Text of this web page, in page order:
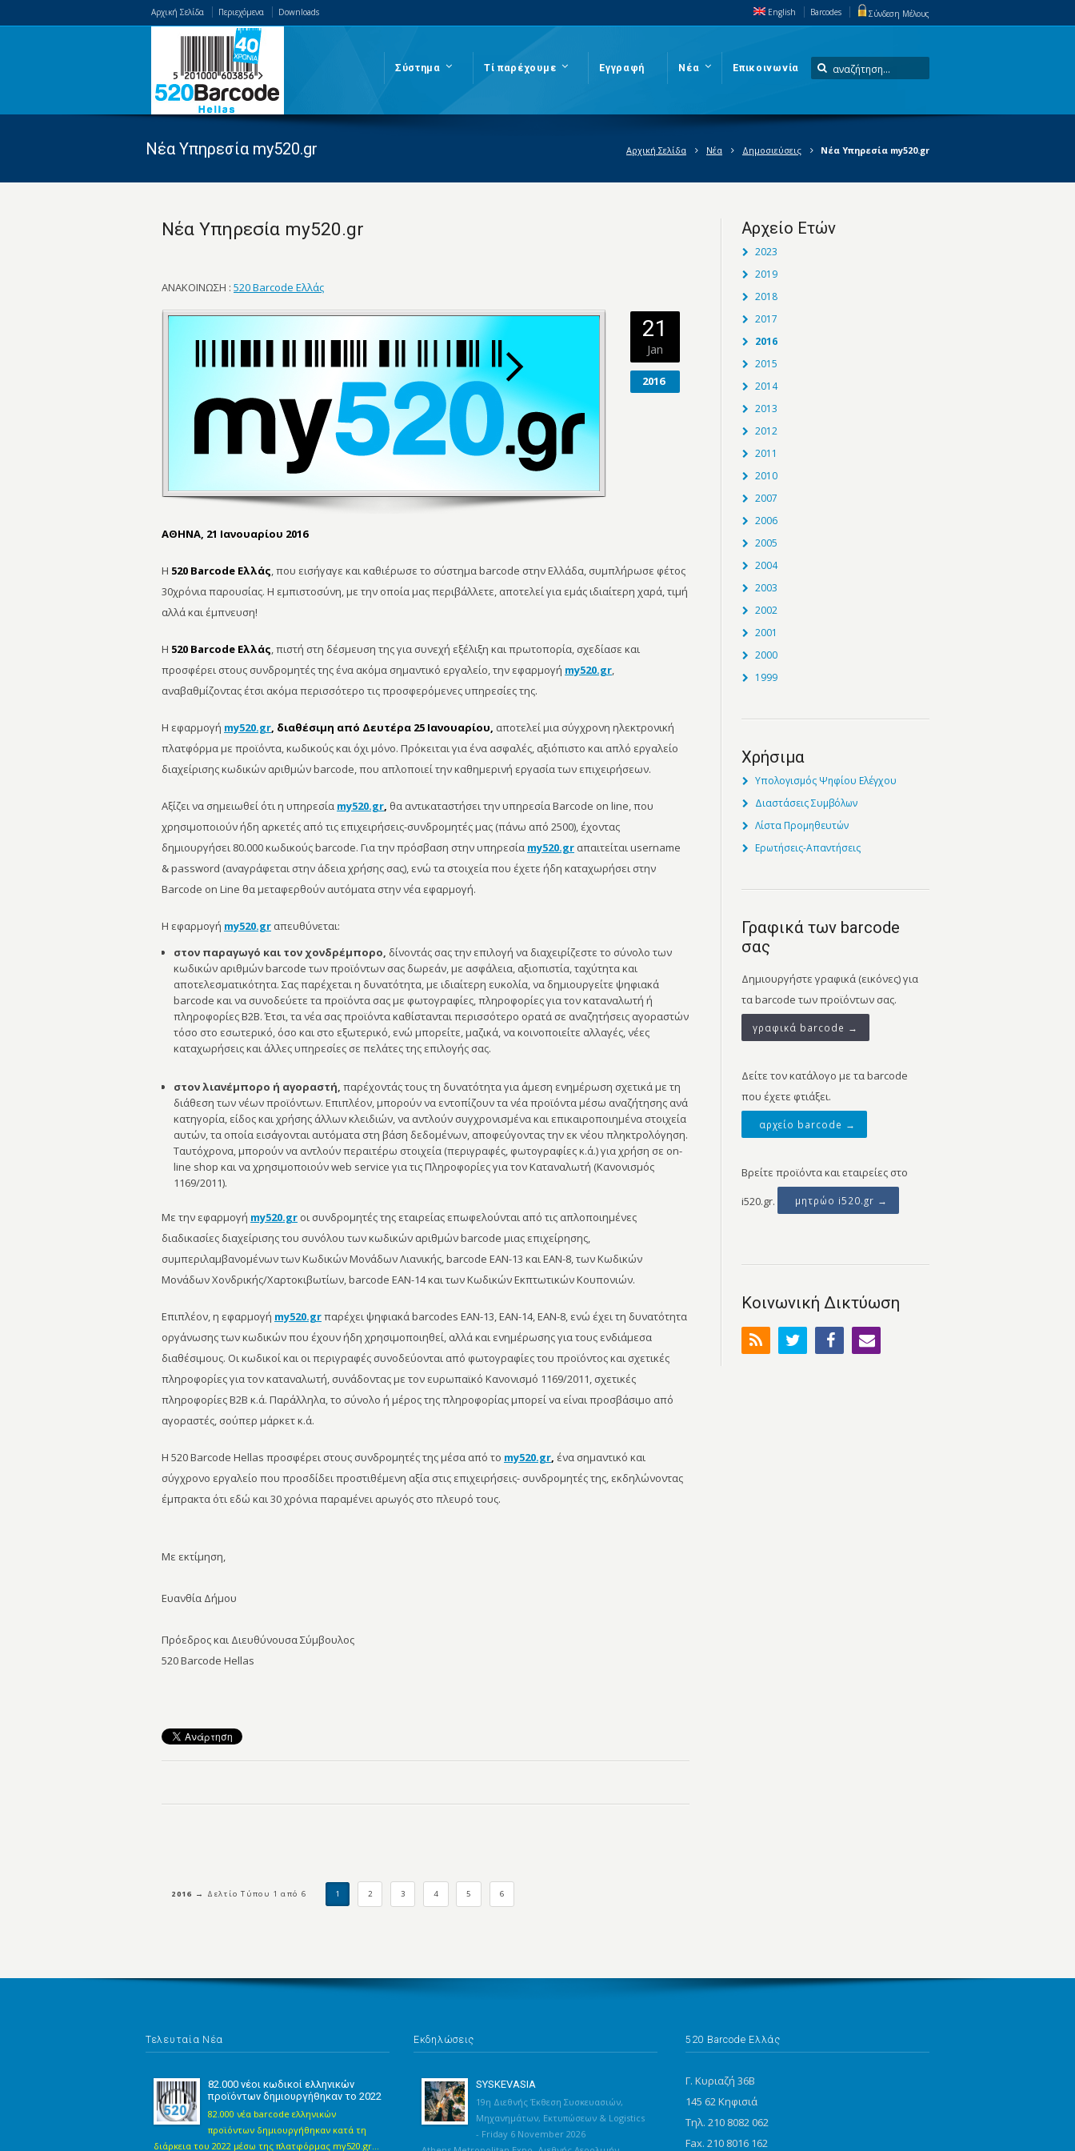
Αρχική Σελίδα Περιεχόμενα Downloads English Barcodes Σύνδεση Μέλους
Σύστημα Τί παρέχουμε Εγγραφή Νέα Επικοινωνία
Νέα Υπηρεσία my520.gr Αρχική Σελίδα Νέα Δημοσιεύσεις Νέα Υπηρεσία my520.gr
Νέα Υπηρεσία my520.gr
ΑΝΑΚΟΙΝΩΣΗ : 520 Barcode Ελλάς
ΑΘΗΝΑ, 21 Ιανουαρίου 2016
Η 520 Barcode Ελλάς, που εισήγαγε και καθιέρωσε το σύστημα barcode στην Ελλάδα, συμπλήρωσε φέτος
30χρόνια παρουσίας. Η εμπιστοσύνη, με την οποία μας περιβάλλετε, αποτελεί για εμάς ιδιαίτερη χαρά, τιμή
αλλά και έμπνευση!
Η 520 Barcode Ελλάς, πιστή στη δέσμευση της για συνεχή εξέλιξη και πρωτοπορία, σχεδίασε και
προσφέρει στους συνδρομητές της ένα ακόμα σημαντικό εργαλείο, την εφαρμογή my520.gr,
αναβαθμίζοντας έτσι ακόμα περισσότερο τις προσφερόμενες υπηρεσίες της.
Η εφαρμογή my520.gr, διαθέσιμη από Δευτέρα 25 Ιανουαρίου, αποτελεί μια σύγχρονη ηλεκτρονική
πλατφόρμα με προϊόντα, κωδικούς και όχι μόνο. Πρόκειται για ένα ασφαλές, αξιόπιστο και απλό εργαλείο
διαχείρισης κωδικών αριθμών barcode, που απλοποιεί την καθημερινή εργασία των επιχειρήσεων.
Αξίζει να σημειωθεί ότι η υπηρεσία my520.gr, θα αντικαταστήσει την υπηρεσία Barcode on line, που
χρησιμοποιούν ήδη αρκετές από τις επιχειρήσεις-συνδρομητές μας (πάνω από 2500), έχοντας
δημιουργήσει 80.000 κωδικούς barcode. Για την πρόσβαση στην υπηρεσία my520.gr απαιτείται username
& password (αναγράφεται στην άδεια χρήσης σας), ενώ τα στοιχεία που έχετε ήδη καταχωρήσει στην
Barcode on Line θα μεταφερθούν αυτόματα στην νέα εφαρμογή.
Η εφαρμογή my520.gr απευθύνεται:
στον παραγωγό και τον χονδρέμπορο, δίνοντάς σας την επιλογή να διαχειρίζεστε το σύνολο των
κωδικών αριθμών barcode των προϊόντων σας δωρεάν, με ασφάλεια, αξιοπιστία, ταχύτητα και
αποτελεσματικότητα. Σας παρέχεται η δυνατότητα, με ιδιαίτερη ευκολία, να δημιουργείτε ψηφιακά
barcode και να συνοδεύετε τα προϊόντα σας με φωτογραφίες, πληροφορίες για τον καταναλωτή ή
πληροφορίες B2B. Έτσι, τα νέα σας προϊόντα καθίστανται περισσότερο ορατά σε αναζητήσεις αγοραστών
τόσο στο εσωτερικό, όσο και στο εξωτερικό, ενώ μπορείτε, μαζικά, να κοινοποιείτε αλλαγές, νέες
καταχωρήσεις και άλλες υπηρεσίες σε πελάτες της επιλογής σας.
στον λιανέμπορο ή αγοραστή, παρέχοντάς τους τη δυνατότητα για άμεση ενημέρωση σχετικά με τη
διάθεση των νέων προϊόντων. Επιπλέον, μπορούν να εντοπίζουν τα νέα προϊόντα μέσω αναζήτησης ανά
κατηγορία, είδος και χρήσης άλλων κλειδιών, να αντλούν συγχρονισμένα και επικαιροποιημένα στοιχεία
αυτών, τα οποία εισάγονται αυτόματα στη βάση δεδομένων, αποφεύγοντας την εκ νέου πληκτρολόγηση.
Ταυτόχρονα, μπορούν να αντλούν περαιτέρω στοιχεία (περιγραφές, φωτογραφίες κ.ά.) για χρήση σε on-
line shop και να χρησιμοποιούν web service για τις Πληροφορίες για τον Καταναλωτή (Κανονισμός
1169/2011).
Με την εφαρμογή my520.gr οι συνδρομητές της εταιρείας επωφελούνται από τις απλοποιημένες
διαδικασίες διαχείρισης του συνόλου των κωδικών αριθμών barcode μιας επιχείρησης,
συμπεριλαμβανομένων των Κωδικών Μονάδων Λιανικής, barcode ΕΑΝ-13 και ΕΑΝ-8, των Κωδικών
Μονάδων Χονδρικής/Χαρτοκιβωτίων, barcode ΕΑΝ-14 και των Κωδικών Εκπτωτικών Κουπονιών.
Επιπλέον, η εφαρμογή my520.grπαρέχει ψηφιακά barcodes ΕΑΝ-13, ΕΑΝ-14, ΕΑΝ-8, ενώ έχει τη δυνατότητα
οργάνωσης των κωδικών που έχουν ήδη χρησιμοποιηθεί, αλλά και ενημέρωσης για τους ενδιάμεσα
διαθέσιμους. Οι κωδικοί και οι περιγραφές συνοδεύονται από φωτογραφίες του προϊόντος και σχετικές
πληροφορίες για τον καταναλωτή, συνάδοντας με τον ευρωπαϊκό Κανονισμό 1169/2011, σχετικές
πληροφορίες B2B κ.ά. Παράλληλα, το σύνολο ή μέρος της πληροφορίας μπορεί να είναι προσβάσιμο από
αγοραστές, σούπερ μάρκετ κ.ά.
Η 520 Barcode Hellas προσφέρει στους συνδρομητές της μέσα από το my520.gr, ένα σημαντικό και
σύγχρονο εργαλείο που προσδίδει προστιθέμενη αξία στις επιχειρήσεις- συνδρομητές της, εκδηλώνοντας
έμπρακτα ότι εδώ και 30 χρόνια παραμένει αρωγός στο πλευρό τους.
Με εκτίμηση,
Ευανθία Δήμου
Πρόεδρος και Διευθύνουσα Σύμβουλος
520 Barcode Hellas
21
Jan
2016
2016 → Δελτίo Τύπου 1 από 6 1 2 3 4 5 6
Αρχείο Ετών
2023
2019
2018
2017
2016
2015
2014
2013
2012
2011
2010
2007
2006
2005
2004
2003
2002
2001
2000
1999
Χρήσιμα
Υπολογισμός Ψηφίου Ελέγχου
Διαστάσεις Συμβόλων
Λίστα Προμηθευτών
Ερωτήσεις-Απαντήσεις
Γραφικά των barcode
σας
Δημιουργήστε γραφικά (εικόνες) για
τα barcode των προϊόντων σας.
γραφικά barcode →
Δείτε τον κατάλογο με τα barcode
που έχετε φτιάξει.
αρχείο barcode →
Βρείτε προϊόντα και εταιρείες στο
i520.gr.
μητρώο i520.gr →
Κοινωνική Δικτύωση
Τελευταία Νέα
82.000 νέοι κωδικοί ελληνικών
προϊόντων δημιουργήθηκαν το 2022
82.000 νέα barcode ελληνικών
προϊόντων δημιουργήθηκαν κατά τη
διάρκεια του 2022 μέσω της πλατφόρμας my520.gr...
Εκδηλώσεις
SYSKEVASIA
19η Διεθνής Έκθεση Συσκευασιών,
Μηχανημάτων, Εκτυπώσεων & Logistics
- Friday 6 November 2026
520 Barcode Ελλάς
Γ. Κυριαζή 36Β
145 62 Κηφισιά
Τηλ. 210 8082 062
Fax. 210 8016 162